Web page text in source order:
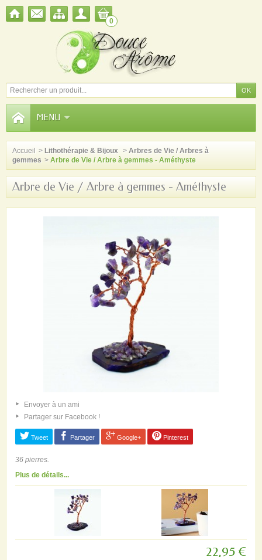
0
MENU
Accueil > Lithothérapie & Bijoux > Arbres de Vie / Arbres à
gemmes > Arbre de Vie / Arbre à gemmes - Améthyste
Arbre de Vie / Arbre à gemmes - Améthyste
Envoyer à un ami
Partager sur Facebook !
Tweet Partager Google+ Pinterest
36 pierres.
Plus de détails...
22,95 €